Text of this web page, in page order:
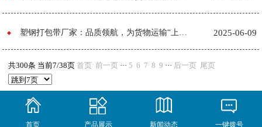
塑钢打包带厂家：品质领航，为货物运输“上保险” 2025-06-09
共300条 当前7/38页 首页 前一页 ··· 5 6 7 8 9 ··· 后一页 尾页
首页 产品展示 新闻动态 一键拨号